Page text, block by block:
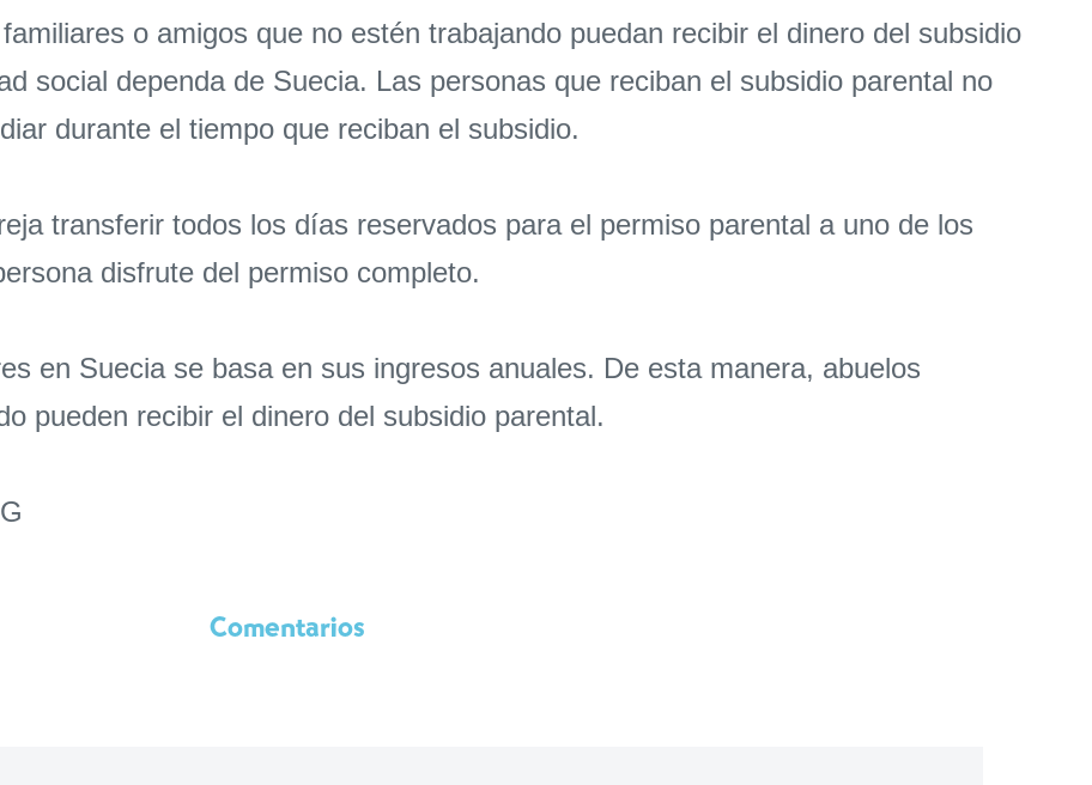
o amigos que no estén trabajando puedan recibir el dinero del subsidio
social dependa de Suecia. Las personas que reciban el subsidio parental no
durante el tiempo que reciban el subsidio.
transferir todos los días reservados para el permiso parental a uno de los
disfrute del permiso completo.
en Suecia se basa en sus ingresos anuales. De esta manera, abuelos
pueden recibir el dinero del subsidio parental.
Comentarios